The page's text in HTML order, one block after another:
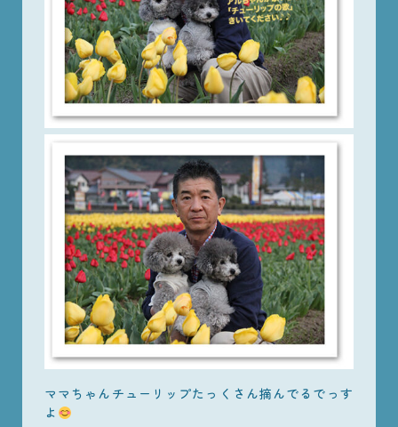
ママちゃんチューリップたっくさん摘んでるでっす
よ